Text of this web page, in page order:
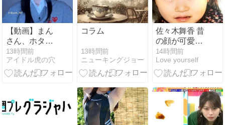
【動画】まん
さん、ホタル
になってケツ
を振って踊る
13時間前
アイドル虎の穴
コラム
13時間前
ニューキングジョー
佐々木舞香 昔
の顔が可愛
い！垢抜けの
変化とデビュ
ー前から現在
較
14時間前
Love yourself